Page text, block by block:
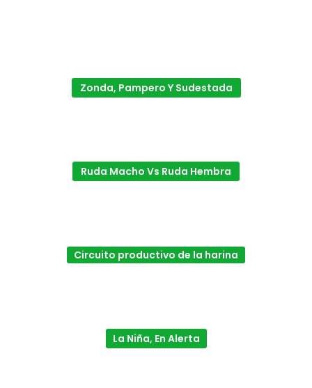
Zonda, Pampero Y Sudestada
Ruda Macho Vs Ruda Hembra
Circuito productivo de la harina
La Niña, En Alerta